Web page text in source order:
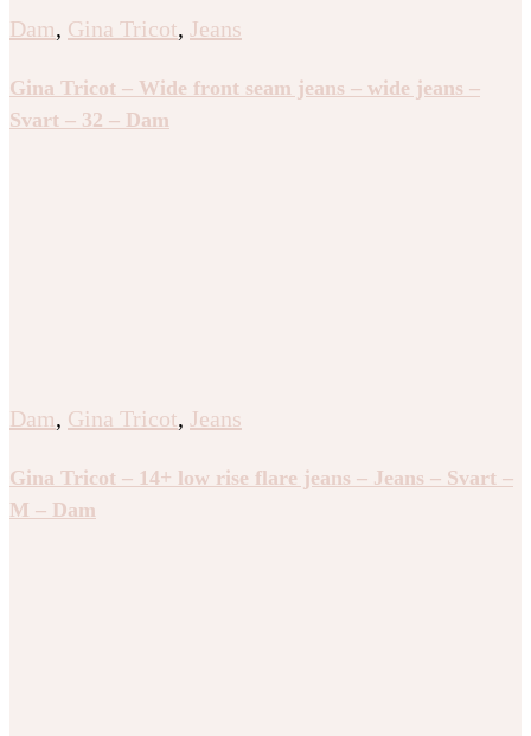
Dam, Gina Tricot, Jeans
Gina Tricot – Wide front seam jeans – wide jeans –
Svart – 32 – Dam
Dam, Gina Tricot, Jeans
Gina Tricot – 14+ low rise flare jeans – Jeans – Svart –
M – Dam